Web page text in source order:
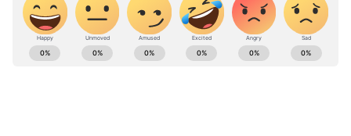
ABOUT THE AUTHOR